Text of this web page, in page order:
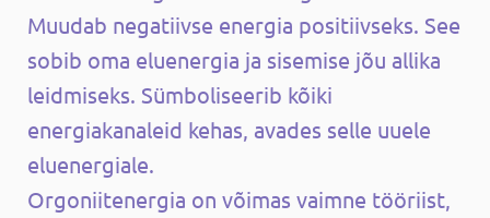
Muudab negatiivse energia positiivseks. See
sobib oma eluenergia ja sisemise jõu allika
leidmiseks. Sümboliseerib kõiki
energiakanaleid kehas, avades selle uuele
eluenergiale.
Orgoniitenergia on võimas vaimne tööriist,